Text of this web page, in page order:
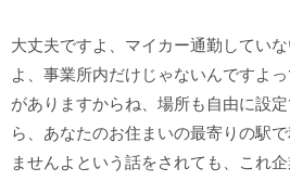
大丈夫ですよ、マイカー通勤してい
よ、事業所内だけじゃないんですよ
がありますからね、場所も自由に設
ら、あなたのお住まいの最寄りの駅
ませんよという話をされても、これ